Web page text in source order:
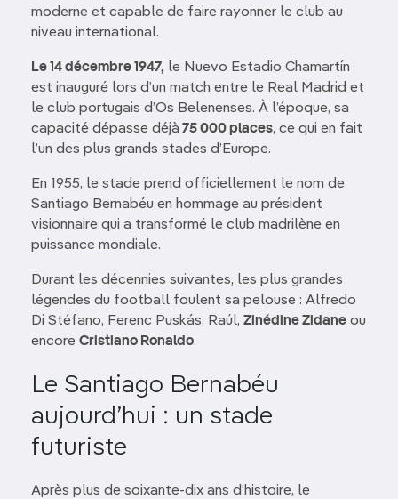
moderne et capable de faire rayonner le club au
niveau international.
Le 14 décembre 1947, le Nuevo Estadio Chamartín
est inauguré lors d’un match entre le Real Madrid et
le club portugais d’Os Belenenses. À l’époque, sa
capacité dépasse déjà 75 000 places, ce qui en fait
l’un des plus grands stades d’Europe.
En 1955, le stade prend officiellement le nom de
Santiago Bernabéu en hommage au président
visionnaire qui a transformé le club madrilène en
puissance mondiale.
Durant les décennies suivantes, les plus grandes
légendes du football foulent sa pelouse : Alfredo
Di Stéfano, Ferenc Puskás, Raúl, Zinédine Zidane ou
encore Cristiano Ronaldo.
Le Santiago Bernabéu
aujourd’hui : un stade
futuriste
Après plus de soixante-dix ans d’histoire, le